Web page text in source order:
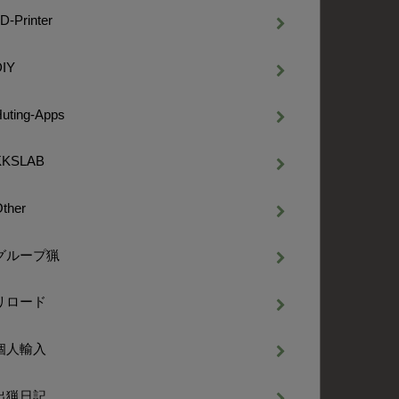
Printer
Apps
ループ猟
ロード
人輸入
猟日記